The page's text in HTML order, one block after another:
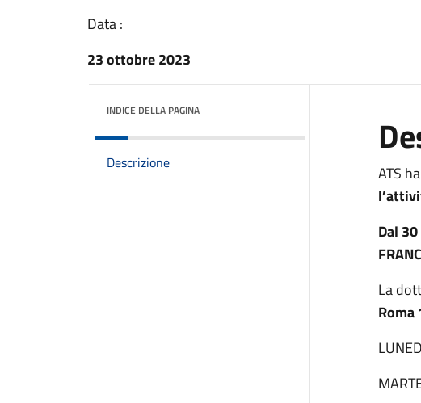
Data :
23 ottobre 2023
INDICE DELLA PAGINA
Descrizione ATS
Dal
La
Roma